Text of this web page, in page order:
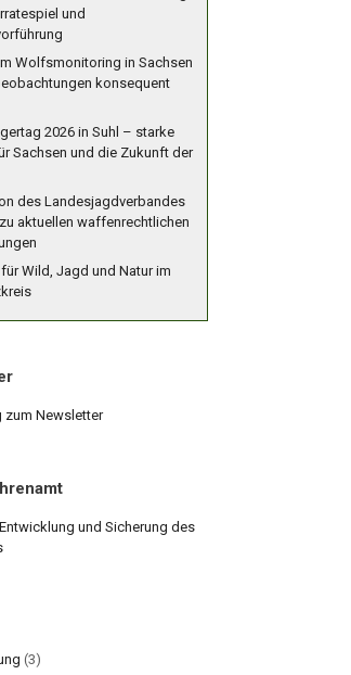
und
Wolfsmonitoring in Sachsen
konsequent
2026 in Suhl – starke
Sachsen und die Zukunft der
des Landesjagdverbandes
aktuellen waffenrechtlichen
Wild, Jagd und Natur im
zum Newsletter
und Sicherung des
(3)